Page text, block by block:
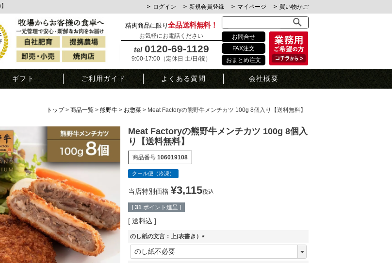
ログイン 新規会員登録 マイページ 買い物かご
精肉商品に限り全品送料無料！
お気軽にお電話ください
tel 0120-69-1129
9:00-17:00（定休日 土/日/祝）
お問合せ
FAX注文
おまとめ注文
ギフト ご利用ガイド よくある質問 会社概要
トップ 商品一覧 熊野牛 お惣菜 Meat Factoryの熊野牛メンチカツ 100g 8個入り【送料無料】
Meat Factoryの熊野牛メンチカツ 100g 8個入
り【送料無料】
商品番号 106019108
クール便（冷凍）
当店特別価格 ¥3,115税込
[ 31 ポイント進呈 ]
送料込
のし紙の文言：上(表書き）
(